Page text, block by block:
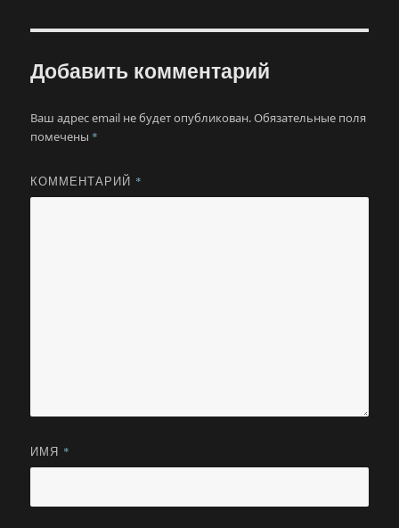
Добавить комментарий
Ваш адрес email не будет опубликован.Обязательные поля
помечены *
КОММЕНТАРИЙ *
ИМЯ *